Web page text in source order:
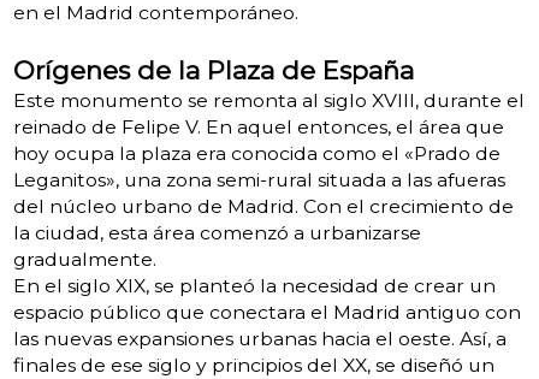
en el Madrid contemporáneo.
Orígenes de la Plaza de España
Este monumento se remonta al siglo XVIII, durante el
reinado de Felipe V. En aquel entonces, el área que
hoy ocupa la plaza era conocida como el «Prado de
Leganitos», una zona semi-rural situada a las afueras
del núcleo urbano de Madrid. Con el crecimiento de
la ciudad, esta área comenzó a urbanizarse
gradualmente.
En el siglo XIX, se planteó la necesidad de crear un
espacio público que conectara el Madrid antiguo con
las nuevas expansiones urbanas hacia el oeste. Así, a
finales de ese siglo y principios del XX, se diseñó un